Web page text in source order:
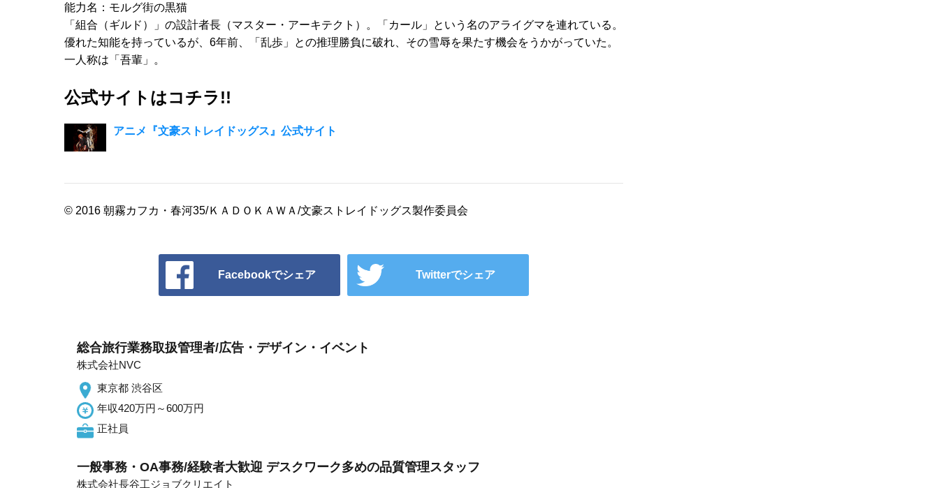
能力名：モルグ街の黒猫
「組合（ギルド）」の設計者長（マスター・アーキテクト）。「カール」という名のアライグマを連れている。
優れた知能を持っているが、6年前、「乱歩」との推理勝負に破れ、その雪辱を果たす機会をうかがっていた。
一人称は「吾輩」。
公式サイトはコチラ!!
アニメ『文豪ストレイドッグス』公式サイト
© 2016 朝霧カフカ・春河35/ＫＡＤＯＫＡＷＡ/文豪ストレイドッグス製作委員会
Facebookでシェア Twitterでシェア
総合旅行業務取扱管理者/広告・デザイン・イベント
株式会社NVC
東京都 渋谷区
年収420万円～600万円
正社員
一般事務・OA事務/経験者大歓迎 デスクワーク多めの品質管理スタッフ
株式会社長谷工ジョブクリエイト